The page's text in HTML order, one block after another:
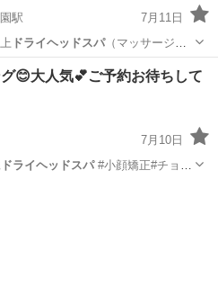
駅
7月11日
ドライヘッドスパ（マッサージ）
マッサージ
😊大人気💕ご予約お待ちして
7月10日
ドライヘッドスパ#小顔矯正#チョイ